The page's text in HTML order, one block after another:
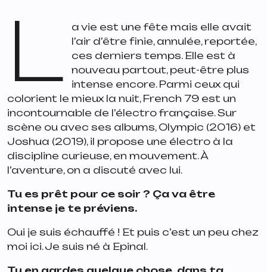
L
a vie est une fête mais elle avait
l’air d’être finie, annulée, reportée,
ces derniers temps. Elle est à
nouveau partout, peut-être plus
intense encore. Parmi ceux qui
colorient le mieux la nuit, French 79 est un
incontournable de l’électro française. Sur
scène ou avec ses albums, Olympic (2016) et
Joshua (2019), il propose une électro à la
discipline curieuse, en mouvement. À
l’aventure, on a discuté avec lui.
Tu es prêt pour ce soir ? Ça va être
intense je te préviens.
Oui je suis échauffé ! Et puis c’est un peu chez
moi ici. Je suis né à Epinal.